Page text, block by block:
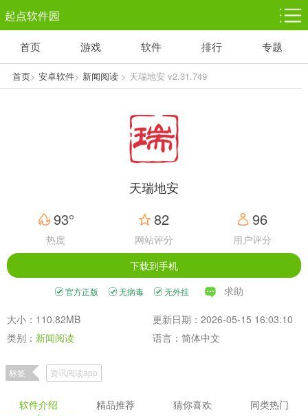
起点软件园
塔防游戏
1千+款游戏
休闲益智
1万+款游戏
体育竞技
5百+款游戏
3百+款游戏
首页 游戏 软件 排行 专题
首页> 安卓软件> 新闻阅读> 天瑞地安 v2.31.749
天瑞地安
93°
热度
82
网站评分
96
用户评分
下载到手机
官方正版 无病毒 无外挂 求助
大小：110.82MB
更新日期：2026-05-15 16:03:10
类别： 新闻阅读 语言：简体中文
标签 资讯阅读app
软件介绍 精品推荐 猜你喜欢 同类热门